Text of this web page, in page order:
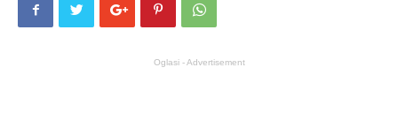
Oglasi - Advertisement